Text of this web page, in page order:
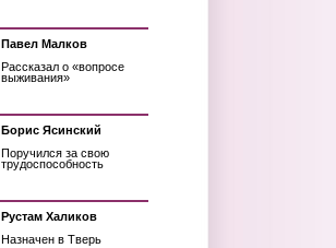
Павел Малков
Рассказал о «вопросе
выживания»
Борис Ясинский
Поручился за свою
трудоспособность
Рустам Халиков
Назначен в Тверь